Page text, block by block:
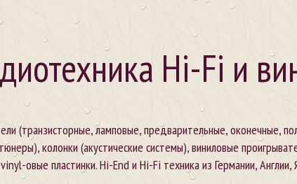
Hi-Fi и
(транзисторные, ламповые, предварительные, оконечные,
колонки (акустические системы), виниловые
овые пластинки. Hi-End и Hi-Fi техника из Германии,